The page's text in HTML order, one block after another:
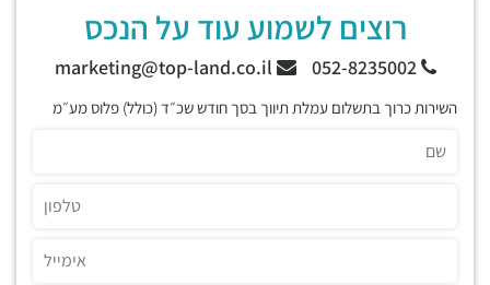
רוצים לשמוע עוד על הנכס
052-8235002
השירות כרוך בתשלום עמלת תיווך בסך חודש שכ״ד (כולל) פלוס מע״מ